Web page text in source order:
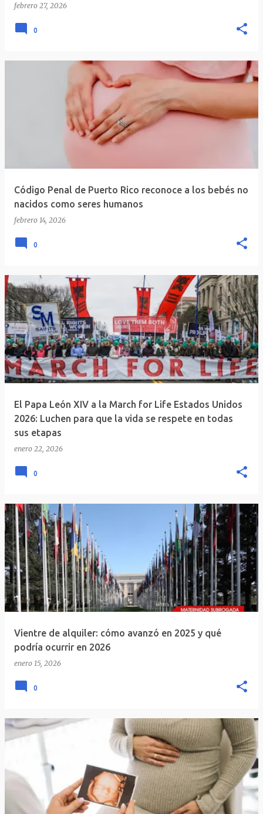
febrero 27, 2026
0
Código Penal de Puerto Rico reconoce a los bebés no
nacidos como seres humanos
febrero 14, 2026
0
El Papa León XIV a la March for Life Estados Unidos
2026: Luchen para que la vida se respete en todas
sus etapas
enero 22, 2026
0
Vientre de alquiler: cómo avanzó en 2025 y qué
podría ocurrir en 2026
enero 15, 2026
0